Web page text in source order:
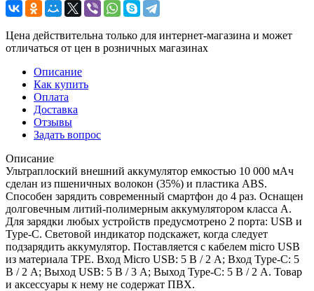
Цена действительна только для интернет-магазина и может
отличаться от цен в розничных магазинах
Описание
Как купить
Оплата
Доставка
Отзывы
Задать вопрос
Описание
Ультраплоский внешний аккумулятор емкостью 10 000 мАч
сделан из пшеничных волокон (35%) и пластика ABS.
Способен зарядить современный смартфон до 4 раз. Оснащен
долговечным литий-полимерным аккумулятором класса А.
Для зарядки любых устройств предусмотрено 2 порта: USB и
Type-C. Световой индикатор подскажет, когда следует
подзарядить аккумулятор. Поставляется с кабелем micro USB
из материала TPE. Вход Micro USB: 5 В / 2 А; Вход Type-C: 5
В / 2 А; Выход USB: 5 В / 3 А; Выход Type-C: 5 В / 2 А. Товар
и аксессуары к нему не содержат ПВХ.